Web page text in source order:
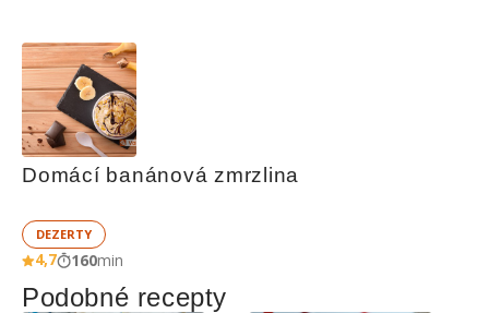
Domácí banánová zmrzlina
DEZERTY
4,7 160min
Podobné recepty